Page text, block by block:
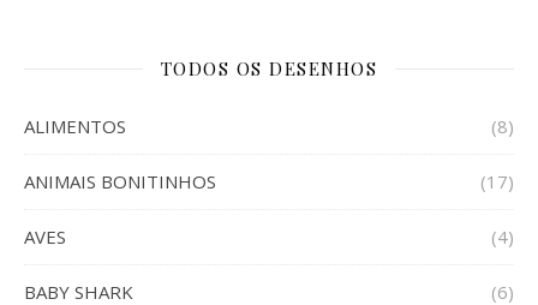
TODOS OS DESENHOS
ALIMENTOS (8)
ANIMAIS BONITINHOS (17)
AVES (4)
BABY SHARK (6)